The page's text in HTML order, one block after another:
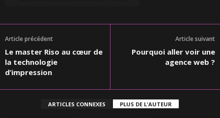
Article précédent
Le master Riso au cœur de
la technologie
d’impression
Article suivant
Pourquoi aller voir une
agence web ?
ARTICLES CONNEXES PLUS DE L'AUTEUR